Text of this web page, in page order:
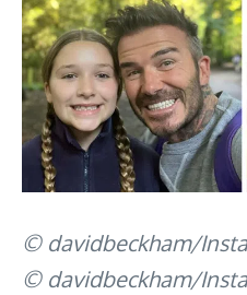
© davidbeckham/
© davidbeckham/